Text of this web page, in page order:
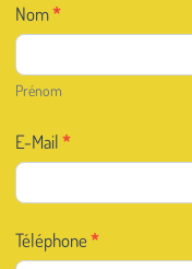
Nom*
Prénom
Prénom
E-Mail*
Téléphone*